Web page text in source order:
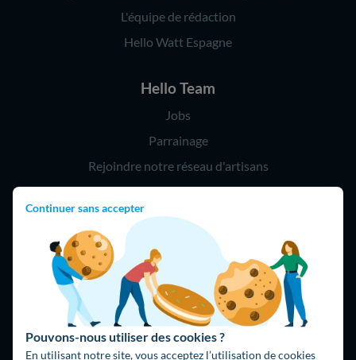
Continuer sans accepter
Pouvons-nous utiliser des cookies ?
En utilisant notre site, vous acceptez l’utilisation de cookies
L'équipe de rédaction
Hello Watt Espagne
Hello Team
Jobs
Parrainage
Rejoindre notre réseau d'artisans
Hello !
09 75 18 60 60
(8h-21h)
75018 Paris